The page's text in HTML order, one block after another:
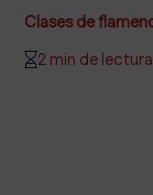
Clases de
2 min de lectura